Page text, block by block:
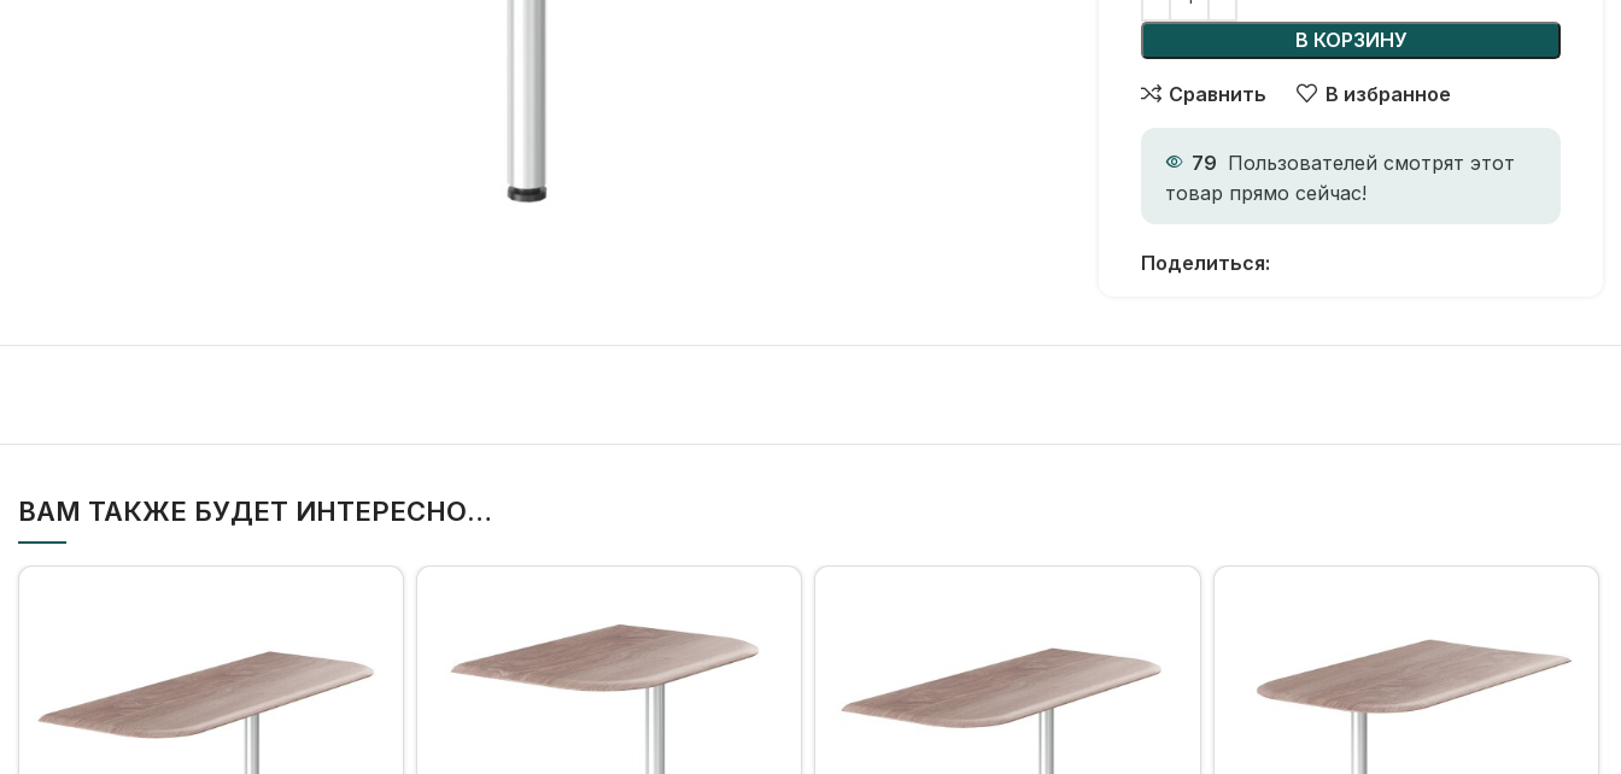
В КОРЗИНУ
Сравнить В избранное
79 Пользователей смотрят этот
товар прямо сейчас!
Поделиться:
ВАМ ТАКЖЕ БУДЕТ ИНТЕРЕСНО…